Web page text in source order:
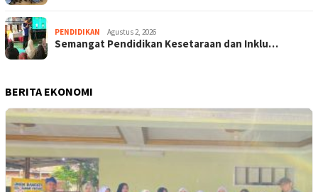
PENDIDIKAN Agustus 2, 2026
Semangat Pendidikan Kesetaraan dan Inklu…
BERITA EKONOMI